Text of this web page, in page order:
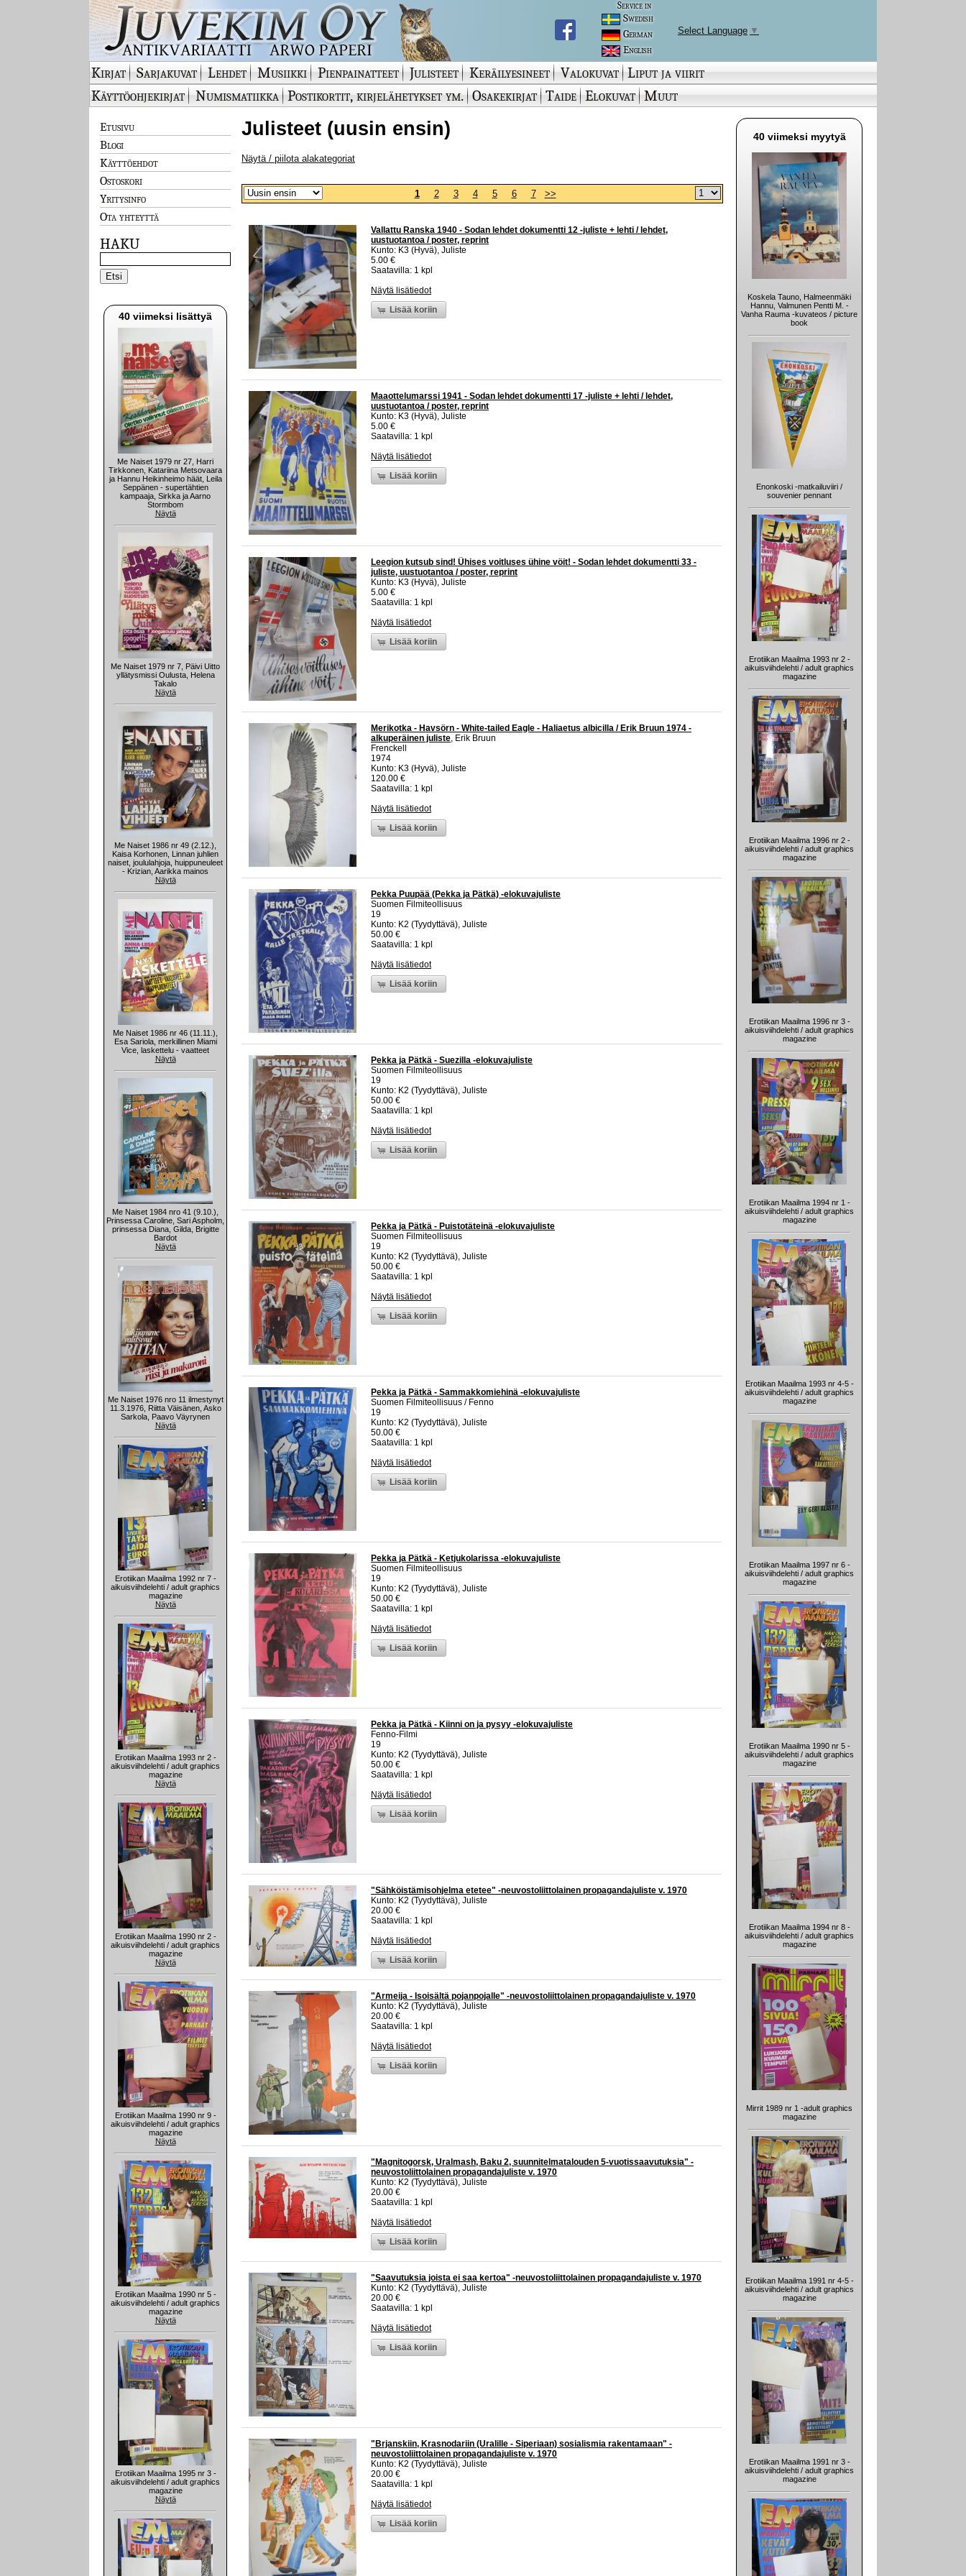
Service in
Swedish
German
English
Select Language ▼
Kirjat Sarjakuvat Lehdet Musiikki Pienpainatteet Julisteet Keräilyesineet Valokuvat Liput ja viirit
Käyttöohjekirjat
Numismatiikka Postikortit, kirjelähetykset ym. Osakekirjat Taide Elokuvat Muut
Etusivu
Blogi
Käyttöehdot
Ostoskori
Yritysinfo
Ota yhteyttä
HAKU
40 viimeksi lisättyä
Me Naiset 1979 nr 27, Harri
Tirkkonen, Katariina Metsovaara
ja Hannu Heikinheimo häät, Leila
Seppänen - supertähtien
kampaaja, Sirkka ja Aarno
Stormbom
Näytä
Me Naiset 1979 nr 7, Päivi Uitto
yllätysmissi Oulusta, Helena
Takalo
Näytä
Me Naiset 1986 nr 49 (2.12.),
Kaisa Korhonen, Linnan juhlien
naiset, joululahjoja, huippuneuleet
- Krizian, Aarikka mainos
Näytä
Me Naiset 1986 nr 46 (11.11.),
Esa Sariola, merkillinen Miami
Vice, laskettelu - vaatteet
Näytä
Me Naiset 1984 nro 41 (9.10.),
Prinsessa Caroline, Sari Aspholm,
prinsessa Diana, Gilda, Brigitte
Bardot
Näytä
Me Naiset 1976 nro 11 ilmestynyt
11.3.1976, Riitta Väisänen, Asko
Sarkola, Paavo Väyrynen
Näytä
Erotiikan Maailma 1992 nr 7 -
aikuisviihdelehti / adult graphics
magazine
Näytä
Erotiikan Maailma 1993 nr 2 -
aikuisviihdelehti / adult graphics
magazine
Näytä
Erotiikan Maailma 1990 nr 2 -
aikuisviihdelehti / adult graphics
magazine
Näytä
Erotiikan Maailma 1990 nr 9 -
aikuisviihdelehti / adult graphics
magazine
Näytä
Erotiikan Maailma 1990 nr 5 -
aikuisviihdelehti / adult graphics
magazine
Näytä
Erotiikan Maailma 1995 nr 3 -
aikuisviihdelehti / adult graphics
magazine
Näytä
Julisteet (uusin ensin)
Näytä / piilota alakategoriat
1 2 3 4 5 6 7 >>
Vallattu Ranska 1940 - Sodan lehdet dokumentti 12 -juliste + lehti / lehdet,
uustuotantoa / poster, reprint
Kunto: K3 (Hyvä), Juliste
5.00 €
Saatavilla: 1 kpl
Näytä lisätiedot
Lisää koriin
Maaottelumarssi 1941 - Sodan lehdet dokumentti 17 -juliste + lehti / lehdet,
uustuotantoa / poster, reprint
Kunto: K3 (Hyvä), Juliste
5.00 €
Saatavilla: 1 kpl
Näytä lisätiedot
Lisää koriin
Leegion kutsub sind! Ühises voitluses ühine vöit! - Sodan lehdet dokumentti 33 -
juliste, uustuotantoa / poster, reprint
Kunto: K3 (Hyvä), Juliste
5.00 €
Saatavilla: 1 kpl
Näytä lisätiedot
Lisää koriin
Merikotka - Havsörn - White-tailed Eagle - Haliaetus albicilla / Erik Bruun 1974 -
alkuperäinen juliste, Erik Bruun
Frenckell
1974
Kunto: K3 (Hyvä), Juliste
120.00 €
Saatavilla: 1 kpl
Näytä lisätiedot
Lisää koriin
Pekka Puupää (Pekka ja Pätkä) -elokuvajuliste
Suomen Filmiteollisuus
19
Kunto: K2 (Tyydyttävä), Juliste
50.00 €
Saatavilla: 1 kpl
Näytä lisätiedot
Lisää koriin
Pekka ja Pätkä - Suezilla -elokuvajuliste
Suomen Filmiteollisuus
19
Kunto: K2 (Tyydyttävä), Juliste
50.00 €
Saatavilla: 1 kpl
Näytä lisätiedot
Lisää koriin
Pekka ja Pätkä - Puistotäteinä -elokuvajuliste
Suomen Filmiteollisuus
19
Kunto: K2 (Tyydyttävä), Juliste
50.00 €
Saatavilla: 1 kpl
Näytä lisätiedot
Lisää koriin
Pekka ja Pätkä - Sammakkomiehinä -elokuvajuliste
Suomen Filmiteollisuus / Fenno
19
Kunto: K2 (Tyydyttävä), Juliste
50.00 €
Saatavilla: 1 kpl
Näytä lisätiedot
Lisää koriin
Pekka ja Pätkä - Ketjukolarissa -elokuvajuliste
Suomen Filmiteollisuus
19
Kunto: K2 (Tyydyttävä), Juliste
50.00 €
Saatavilla: 1 kpl
Näytä lisätiedot
Lisää koriin
Pekka ja Pätkä - Kiinni on ja pysyy -elokuvajuliste
Fenno-Filmi
19
Kunto: K2 (Tyydyttävä), Juliste
50.00 €
Saatavilla: 1 kpl
Näytä lisätiedot
Lisää koriin
"Sähköistämisohjelma etetee" -neuvostoliittolainen propagandajuliste v. 1970
Kunto: K2 (Tyydyttävä), Juliste
20.00 €
Saatavilla: 1 kpl
Näytä lisätiedot
Lisää koriin
"Armeija - Isoisältä pojanpojalle" -neuvostoliittolainen propagandajuliste v. 1970
Kunto: K2 (Tyydyttävä), Juliste
20.00 €
Saatavilla: 1 kpl
Näytä lisätiedot
Lisää koriin
"Magnitogorsk, Uralmash, Baku 2, suunnitelmatalouden 5-vuotissaavutuksia" -
neuvostoliittolainen propagandajuliste v. 1970
Kunto: K2 (Tyydyttävä), Juliste
20.00 €
Saatavilla: 1 kpl
Näytä lisätiedot
Lisää koriin
"Saavutuksia joista ei saa kertoa" -neuvostoliittolainen propagandajuliste v. 1970
Kunto: K2 (Tyydyttävä), Juliste
20.00 €
Saatavilla: 1 kpl
Näytä lisätiedot
Lisää koriin
"Brjanskiin, Krasnodariin (Uralille - Siperiaan) sosialismia rakentamaan" -
neuvostoliittolainen propagandajuliste v. 1970
Kunto: K2 (Tyydyttävä), Juliste
20.00 €
Saatavilla: 1 kpl
Näytä lisätiedot
Lisää koriin
40 viimeksi myytyä
Koskela Tauno, Halmeenmäki
Hannu, Valmunen Pentti M. -
Vanha Rauma -kuvateos / picture
book
Enonkoski -matkailuviiri /
souvenier pennant
Erotiikan Maailma 1993 nr 2 -
aikuisviihdelehti / adult graphics
magazine
Erotiikan Maailma 1996 nr 2 -
aikuisviihdelehti / adult graphics
magazine
Erotiikan Maailma 1996 nr 3 -
aikuisviihdelehti / adult graphics
magazine
Erotiikan Maailma 1994 nr 1 -
aikuisviihdelehti / adult graphics
magazine
Erotiikan Maailma 1993 nr 4-5 -
aikuisviihdelehti / adult graphics
magazine
Erotiikan Maailma 1997 nr 6 -
aikuisviihdelehti / adult graphics
magazine
Erotiikan Maailma 1990 nr 5 -
aikuisviihdelehti / adult graphics
magazine
Erotiikan Maailma 1994 nr 8 -
aikuisviihdelehti / adult graphics
magazine
Mirrit 1989 nr 1 -adult graphics
magazine
Erotiikan Maailma 1991 nr 4-5 -
aikuisviihdelehti / adult graphics
magazine
Erotiikan Maailma 1991 nr 3 -
aikuisviihdelehti / adult graphics
magazine